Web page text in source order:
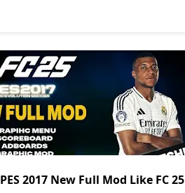
PES 2017 New Full Mod Like FC 25